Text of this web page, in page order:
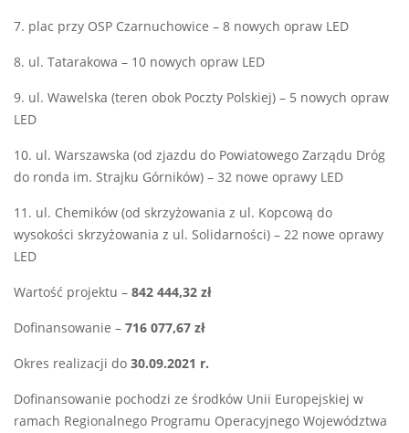
7. plac przy OSP Czarnuchowice – 8 nowych opraw LED
8. ul. Tatarakowa – 10 nowych opraw LED
9. ul. Wawelska (teren obok Poczty Polskiej) – 5 nowych opraw
LED
10. ul. Warszawska (od zjazdu do Powiatowego Zarządu Dróg
do ronda im. Strajku Górników) – 32 nowe oprawy LED
11. ul. Chemików (od skrzyżowania z ul. Kopcową do
wysokości skrzyżowania z ul. Solidarności) – 22 nowe oprawy
LED
Wartość projektu – 842 444,32 zł
Dofinansowanie – 716 077,67 zł
Okres realizacji do 30.09.2021 r.
Dofinansowanie pochodzi ze środków Unii Europejskiej w
ramach Regionalnego Programu Operacyjnego Województwa